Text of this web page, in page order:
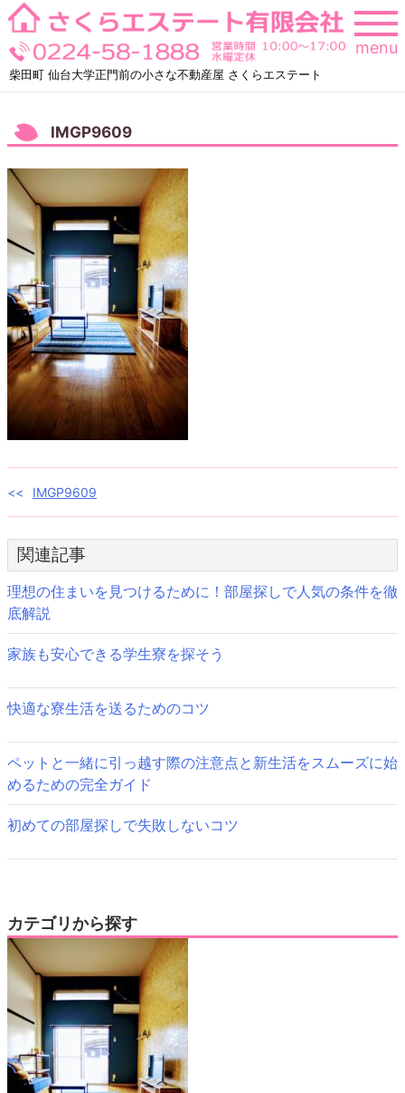
Skip
to
content
柴田町 仙台大学正門前の小さな不動産屋 さくらエステート
menu
IMGP9609
投
ナ
ビ
ゲ
ー
シ
ン
IMGP9609
関連記事
理想の住まいを見つけるために！部屋探しで人気の条件を徹
底解説
家族も安心できる学生寮を探そう
快適な寮生活を送るためのコツ
ペットと一緒に引っ越す際の注意点と新生活をスムーズに始
めるための完全ガイド
初めての部屋探しで失敗しないコツ
カテゴリから探す